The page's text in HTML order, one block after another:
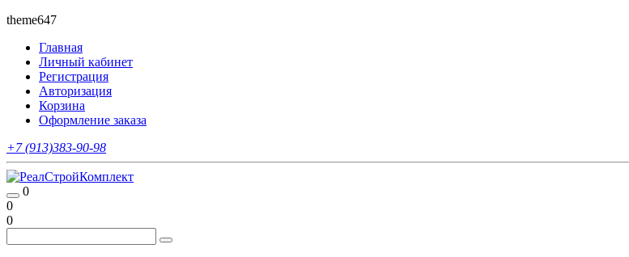
theme647
Главная
Личный кабинет
Регистрация
Авторизация
Корзина
Оформление заказа
+7 (913)383-90-98
0
0
0